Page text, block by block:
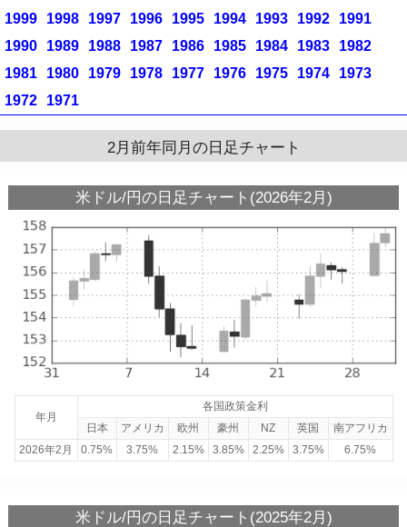
1999
1998 1997 1996 1995 1994 1993 1992
1991
1990
1989 1988 1987 1986 1985 1984 1983
1982
1981
1980 1979 1978 1977 1976 1975 1974
1973
1972
1971
2月前年同月の日足チャート
米ドル/円の日足チャート(2026年2月)
年月
各国政策金利
日本
アメリカ 欧州 豪州 NZ 英国
南アフリカ
2026年2月
0.75% 3.75% 2.15% 3.85% 2.25% 3.75% 6.75%
米ドル/円の日足チャート(2025年2月)